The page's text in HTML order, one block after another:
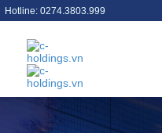
Hotline: 0274.3803.999